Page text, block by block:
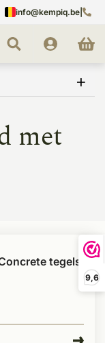
9,6
info@kempiq.be
met
tegels